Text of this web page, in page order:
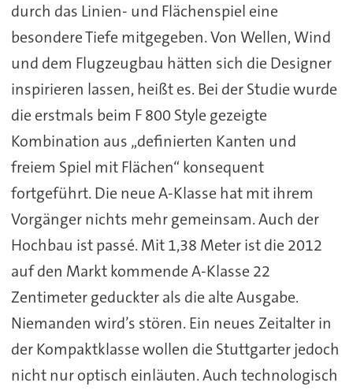
durch das Linien- und Flächenspiel eine
besondere Tiefe mitgegeben. Von Wellen, Wind
und dem Flugzeugbau hätten sich die Designer
inspirieren lassen, heißt es. Bei der Studie wurde
die erstmals beim F 800 Style gezeigte
Kombination aus „definierten Kanten und
freiem Spiel mit Flächen“ konsequent
fortgeführt. Die neue A-Klasse hat mit ihrem
Vorgänger nichts mehr gemeinsam. Auch der
Hochbau ist passé. Mit 1,38 Meter ist die 2012
auf den Markt kommende A-Klasse 22
Zentimeter geduckter als die alte Ausgabe.
Niemanden wird’s stören. Ein neues Zeitalter in
der Kompaktklasse wollen die Stuttgarter jedoch
nicht nur optisch einläuten. Auch technologisch